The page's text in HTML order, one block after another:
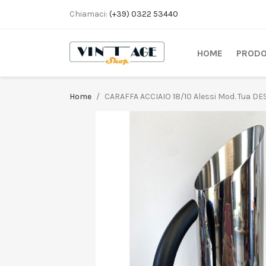
Chiamaci: (+39) 0322 53440
HOME
Home CARAFFA ACCIAIO 18/10 Alessi Mod. Tua